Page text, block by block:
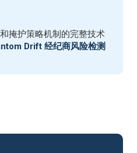
掩护策略机制的完整技术
Drift 经纪商风险检测